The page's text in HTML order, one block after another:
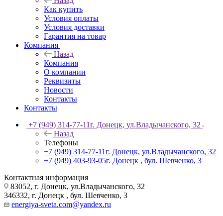
Как купить
Условия оплаты
Условия доставки
Гарантия на товар
Компания
Назад
Компания
О компании
Реквизиты
Новости
Контакты
Контакты
+7 (949) 314-77-11г. Донецк, ул.Владычанского, 32
Назад
Телефоны
+7 (949) 314-77-11г. Донецк, ул.Владычанского, 32
+7 (949) 403-93-05г. Донецк , бул. Шевченко, 3
Контактная информация
83052, г. Донецк, ул.Владычанского, 32
346332, г. Донецк , бул. Шевченко, 3
energiya-sveta.com@yandex.ru